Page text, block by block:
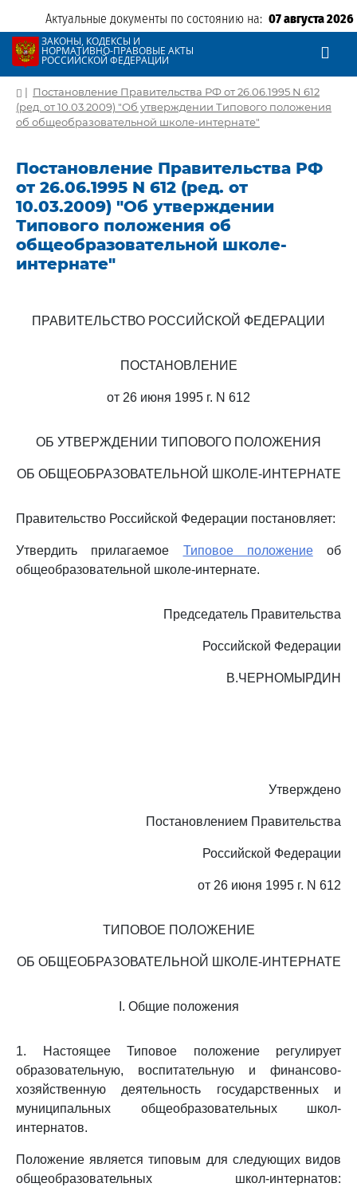
Актуальные документы по состоянию на: 07 августа 2026
ЗАКОНЫ, КОДЕКСЫ И
НОРМАТИВНО-ПРАВОВЫЕ АКТЫ
РОССИЙСКОЙ ФЕДЕРАЦИИ
| Постановление Правительства РФ от 26.06.1995 N 612
(ред. от 10.03.2009) "Об утверждении Типового положения
об общеобразовательной школе-интернате"
Постановление Правительства РФ
от 26.06.1995 N 612 (ред. от
10.03.2009) "Об утверждении
Типового положения об
общеобразовательной школе-
интернате"
ПРАВИТЕЛЬСТВО РОССИЙСКОЙ ФЕДЕРАЦИИ
ПОСТАНОВЛЕНИЕ
от 26 июня 1995 г. N 612
ОБ УТВЕРЖДЕНИИ ТИПОВОГО ПОЛОЖЕНИЯ
ОБ ОБЩЕОБРАЗОВАТЕЛЬНОЙ ШКОЛЕ-ИНТЕРНАТЕ
Правительство Российской Федерации постановляет:
Утвердить прилагаемое Типовое положениеоб
общеобразовательной школе-интернате.
Председатель Правительства
Российской Федерации
В.ЧЕРНОМЫРДИН
Утверждено
Постановлением Правительства
Российской Федерации
от 26 июня 1995 г. N 612
ТИПОВОЕ ПОЛОЖЕНИЕ
ОБ ОБЩЕОБРАЗОВАТЕЛЬНОЙ ШКОЛЕ-ИНТЕРНАТЕ
I. Общие положения
1. Настоящее Типовое положение регулирует
образовательную, воспитательную и финансово-
хозяйственную деятельность государственных и
муниципальных общеобразовательных школ-
интернатов.
Положение является типовым для следующих видов
общеобразовательных школ-интернатов: